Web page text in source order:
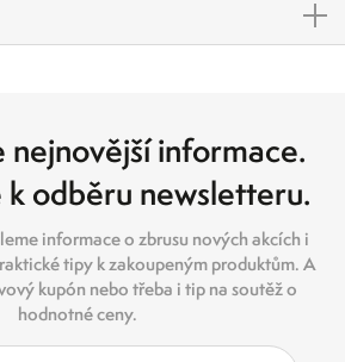
informace.
k odběru newsletteru.
informace o zbrusu nových akcích i
tipy k zakoupeným produktům. A
kupón nebo třeba i tip na soutěž o
hodnotné ceny.